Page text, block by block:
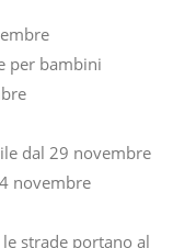
per bambini
dal 29 novembre
novembre
strade portano al